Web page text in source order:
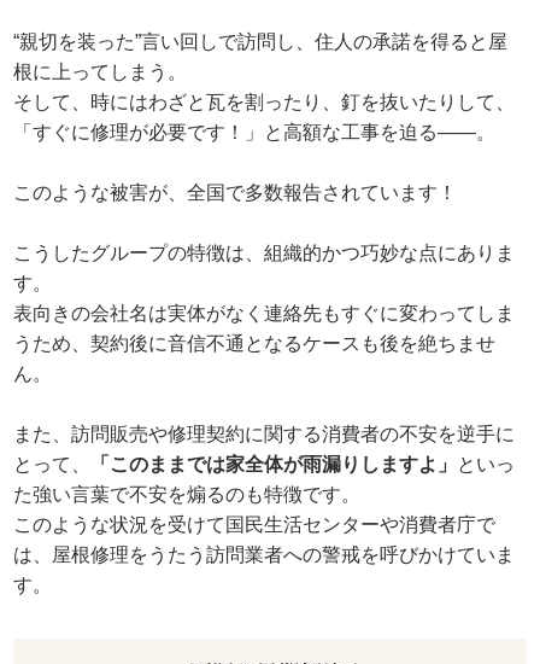
“親切を装った”言い回しで訪問し、住人の承諾を得ると屋
根に上ってしまう。
そして、時にはわざと瓦を割ったり、釘を抜いたりして、
「すぐに修理が必要です！」と高額な工事を迫る――。
このような被害が、全国で多数報告されています！
こうしたグループの特徴は、組織的かつ巧妙な点にありま
す。
表向きの会社名は実体がなく連絡先もすぐに変わってしま
うため、契約後に音信不通となるケースも後を絶ちませ
ん。
また、訪問販売や修理契約に関する消費者の不安を逆手に
とって、
「このままでは家全体が雨漏りしますよ」 といっ
た強い言葉で不安を煽るのも特徴です。
このような状況を受けて国民生活センターや消費者庁で
は、屋根修理をうたう訪問業者への警戒を呼びかけていま
す。